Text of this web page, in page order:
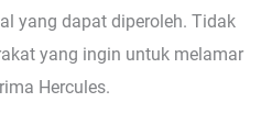
yang dapat diperoleh. Tidak
yang ingin untuk melamar
Hercules.